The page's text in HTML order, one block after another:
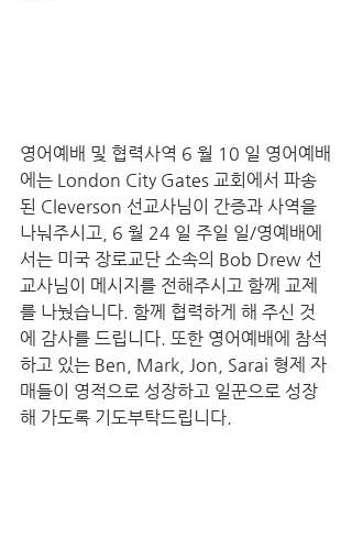
영어예배 및 협력사역 6 월 10 일 영어예배
에는 London City Gates 교회에서 파송
된 Cleverson 선교사님이 간증과 사역을
나눠주시고, 6 월 24 일 주일 일/영예배에
서는 미국 장로교단 소속의 Bob Drew 선
교사님이 메시지를 전해주시고 함께 교제
를 나눴습니다. 함께 협력하게 해 주신 것
에 감사를 드립니다. 또한 영어예배에 참석
하고 있는 Ben, Mark, Jon, Sarai 형제 자
매들이 영적으로 성장하고 일꾼으로 성장
해 가도록 기도부탁드립니다.